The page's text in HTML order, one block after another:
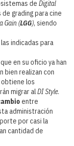
de Digital
de grading para cine
Gain (LGG), siendo
indicadas para
en su oficio ya han
bien realizan con
obtiene los
migrar alDI Style.
entre
administración
por casi la
cantidad de